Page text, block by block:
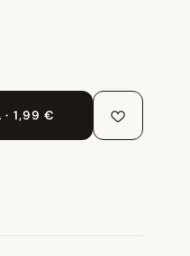
· 1,99 €